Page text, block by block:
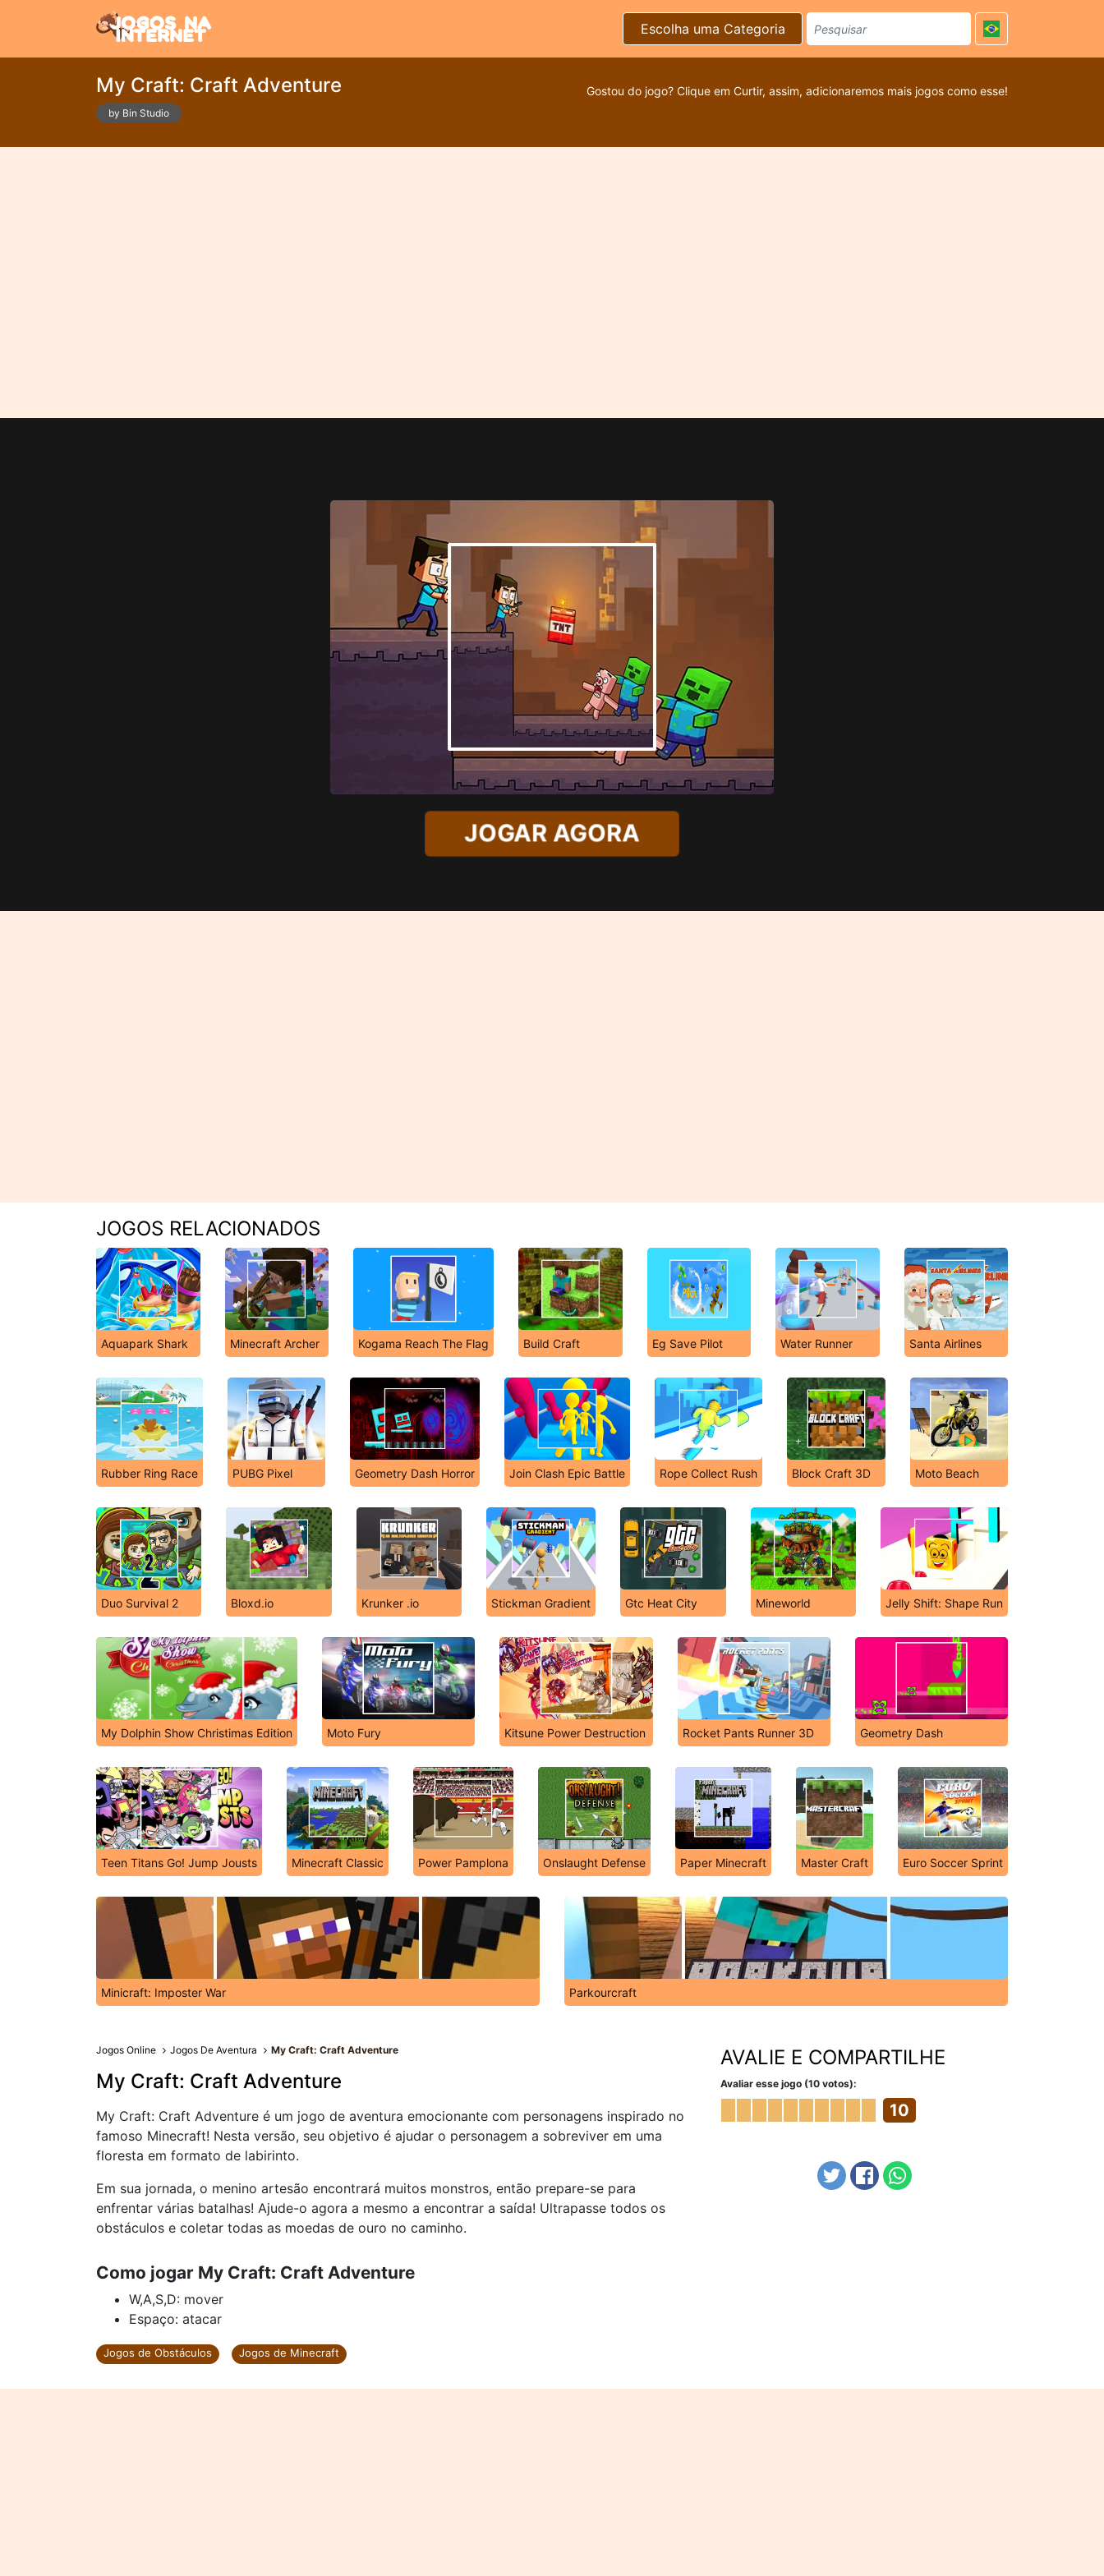
Escolha uma Categoria
My Craft: Craft Adventure
by Bin Studio
Gostou do jogo? Clique em Curtir, assim, adicionaremos mais jogos como esse!
JOGAR AGORA
JOGOS RELACIONADOS
Aquapark Shark Minecraft Archer Kogama Reach The Flag Build Craft Eg Save Pilot Water Runner Santa Airlines
Rubber Ring Race PUBG Pixel Geometry Dash Horror Join Clash Epic Battle Rope Collect Rush Block Craft 3D Moto Beach
Duo Survival 2 Bloxd.io Krunker .io Stickman Gradient Gtc Heat City Mineworld Jelly Shift: Shape Run
My Dolphin Show Christimas Edition Moto Fury Kitsune Power Destruction Rocket Pants Runner 3D Geometry Dash
Teen Titans Go! Jump Jousts Minecraft Classic Power Pamplona Onslaught Defense Paper Minecraft Master Craft Euro Soccer Sprint
Minicraft: Imposter War Parkourcraft
Jogos Online Jogos De Aventura My Craft: Craft Adventure
My Craft: Craft Adventure
My Craft: Craft Adventure é um jogo de aventura emocionante com personagens inspirado no
famoso Minecraft! Nesta versão, seu objetivo é ajudar o personagem a sobreviver em uma
floresta em formato de labirinto.
Em sua jornada, o menino artesão encontrará muitos monstros, então prepare-se para
enfrentar várias batalhas! Ajude-o agora a mesmo a encontrar a saída! Ultrapasse todos os
obstáculos e coletar todas as moedas de ouro no caminho.
Como jogar My Craft: Craft Adventure
W,A,S,D: mover
Espaço: atacar
Jogos de Obstáculos Jogos de Minecraft
AVALIE E COMPARTILHE
Avaliar esse jogo (10 votos):
10